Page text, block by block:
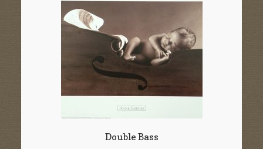
Double Bass